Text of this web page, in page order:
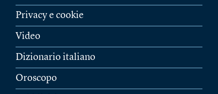
Privacy e cookie
Video
Dizionario italiano
Oroscopo